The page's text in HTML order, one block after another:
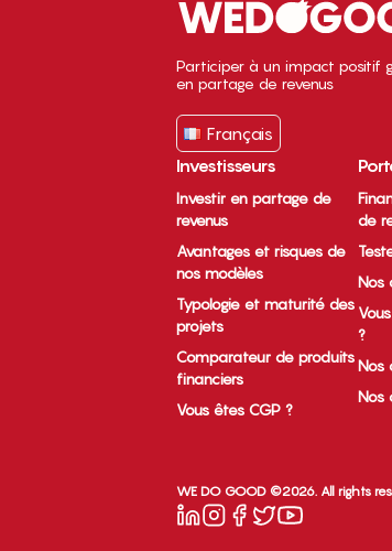
Participer à un impact positif
en partage de revenus
Français
Investisseurs
Investir en partage de
revenus
Avantages et risques de
nos modèles
Typologie et maturité des
projets
Comparateur de produits
financiers
Vous êtes CGP ?
de
Nos
?
Nos
Nos
WE DO GOOD ©2026. All rights